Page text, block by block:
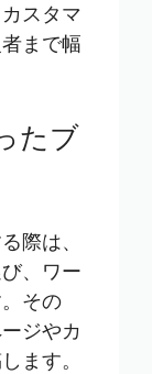
スタマ
まで幅
たブ
際は、
、ワー
その
ジやカ
ます。